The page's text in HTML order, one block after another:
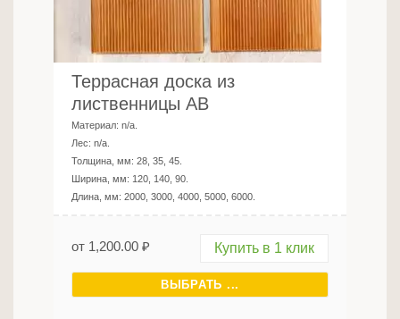
Террасная доска из
лиственницы AB
Материал: n/a
Лес: n/a
Толщина, мм: 28, 35, 45
Ширина, мм: 120, 140, 90
Длина, мм: 2000, 3000, 4000, 5000, 6000
от 1,200.00 ₽ Купить в 1 клик
ВЫБРАТЬ ...